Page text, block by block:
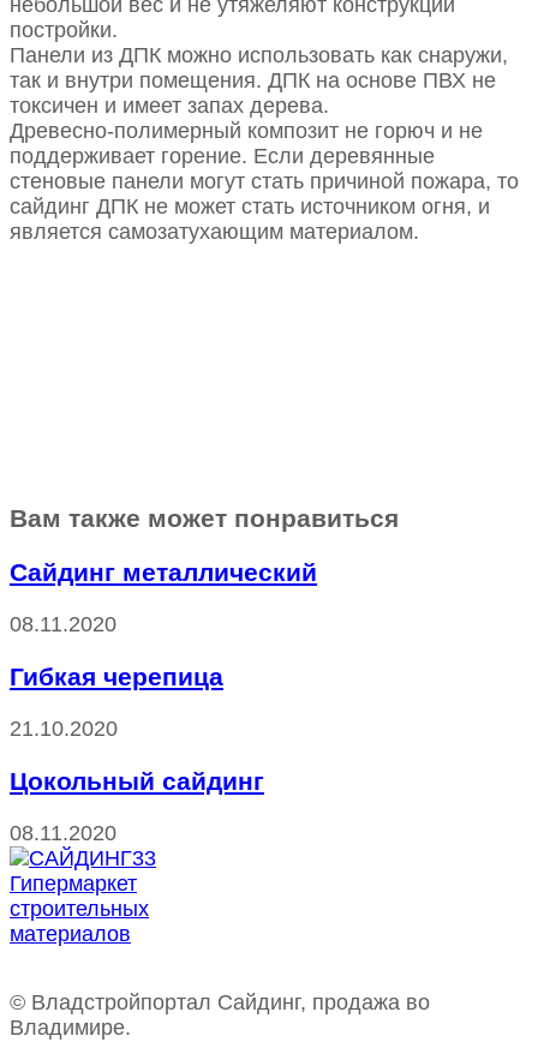
постройки.
Панели из ДПК можно использовать как снаружи,
так и внутри помещения. ДПК на основе ПВХ не
токсичен и имеет запах дерева.
Древесно-полимерный композит не горюч и не
поддерживает горение. Если деревянные
стеновые панели могут стать причиной пожара, то
сайдинг ДПК не может стать источником огня, и
является самозатухающим материалом.
Вам также может понравиться
Сайдинг металлический
08.11.2020
Гибкая черепица
21.10.2020
Цокольный сайдинг
08.11.2020
© Владстройпортал Сайдинг, продажа во
Владимире.